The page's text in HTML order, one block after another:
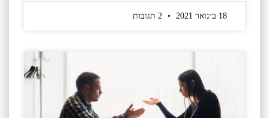
18 בינואר 2021